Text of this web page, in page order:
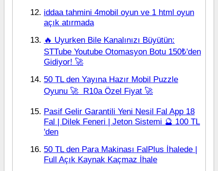
iddaa tahmini 4mobil oyun ve 1 html oyun
açık atırmada
🔥 Uyurken Bile Kanalınızı Büyütün:
STTube Youtube Otomasyon Botu 150₺'den
Gidiyor! 🚀
50 TL den Yayına Hazır Mobil Puzzle
Oyunu 🚀  R10a Özel Fiyat 🚀
Pasif Gelir Garantili Yeni Nesil Fal App 18
Fal | Dilek Feneri | Jeton Sistemi 🔮 100 TL
'den
50 TL den Para Makinası FalPlus İhalede |
Full Açık Kaynak Kaçmaz İhale